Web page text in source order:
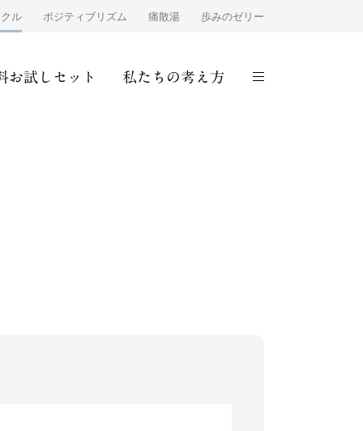
ル ポジティブリズム 痛散湯 歩みのゼリー
お試しセット 私たちの考え方